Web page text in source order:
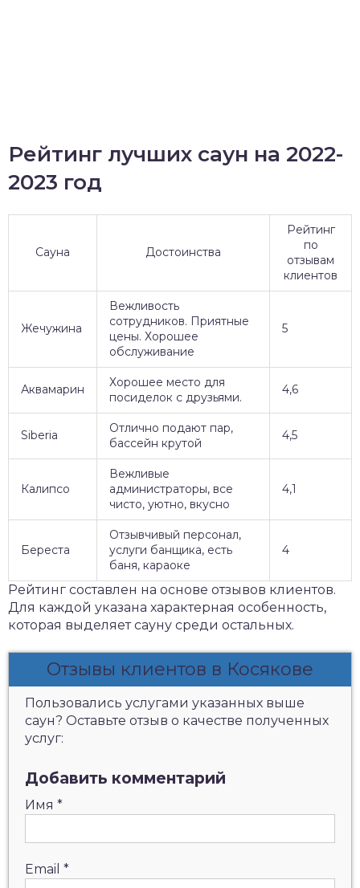
Рейтинг лучших саун на 2022-
2023 год
Сауна Достоинства
Рейтинг
по
отзывам
клиентов
Жечужина
Вежливость
сотрудников. Приятные
цены. Хорошее
обслуживание
5
Аквамарин
Хорошее место для
посиделок с друзьями.
4,6
Siberia
Отлично подают пар,
бассейн крутой
4,5
Калипсо
Вежливые
администраторы, все
чисто, уютно, вкусно
4,1
Береста
Отзывчивый персонал,
услуги банщика, есть
баня, караоке
4
Рейтинг составлен на основе отзывов клиентов.
Для каждой указана характерная особенность,
которая выделяет сауну среди остальных.
Отзывы клиентов в Косякове
Пользовались услугами указанных выше
саун? Оставьте отзыв о качестве полученных
услуг:
Добавить комментарий
Имя *
Email *